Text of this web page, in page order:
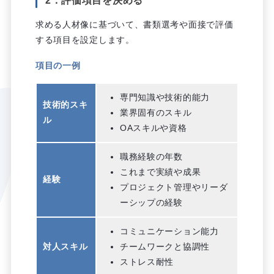
求める人材像に基づいて、書類選考や面接で評価
する項目を設定します。
項目の一例
技術的スキ
ル
専門知識や技術的能力
業界固有のスキル
OAスキルや資格
経験
職務経験の年数
これまで実績や成果
プロジェクト管理やリーダ
ーシップの経験
対人スキル
コミュニケーション能力
チームワークと協調性
ストレス耐性